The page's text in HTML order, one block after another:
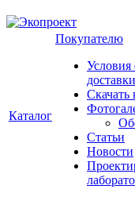
Каталог
Покупателю
Условия
доставки
Скачать
Статьи
Новости